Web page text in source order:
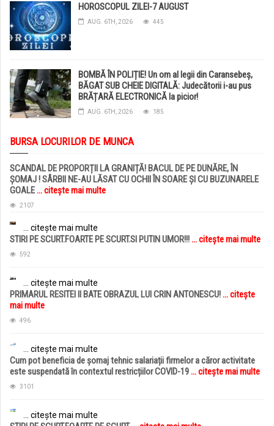
HOROSCOPUL ZILEI-7 AUGUST
AUG. 6TH, 2026 445
BOMBĂ ÎN POLIȚIE! Un om al legii din Caransebeș,
BĂGAT SUB CHEIE DIGITALĂ: Judecătorii i-au pus
BRĂȚARĂ ELECTRONICĂ la picior!
AUG. 6TH, 2026 185
BURSA LOCURILOR DE MUNCA
SCANDAL DE PROPORȚII LA GRANIȚĂ! BACUL DE PE DUNĂRE, ÎN
ȘOMAJ ! SÂRBII NE-AU LĂSAT CU OCHII ÎN SOARE ȘI CU BUZUNARELE
GOALE ... citește mai multe
2107
... citește mai multe
STIRI PE SCURT.FOARTE PE SCURT.SI PUTIN UMOR!!! ... citește mai multe
592
... citește mai multe
PRIMARUL RESITEI II BATE OBRAZUL LUI CRIN ANTONESCU! ... citește
mai multe
496
... citește mai multe
Cum pot beneficia de șomaj tehnic salariații firmelor a căror activitate
este suspendată în contextul restricțiilor COVID-19 ... citește mai multe
3101
... citește mai multe